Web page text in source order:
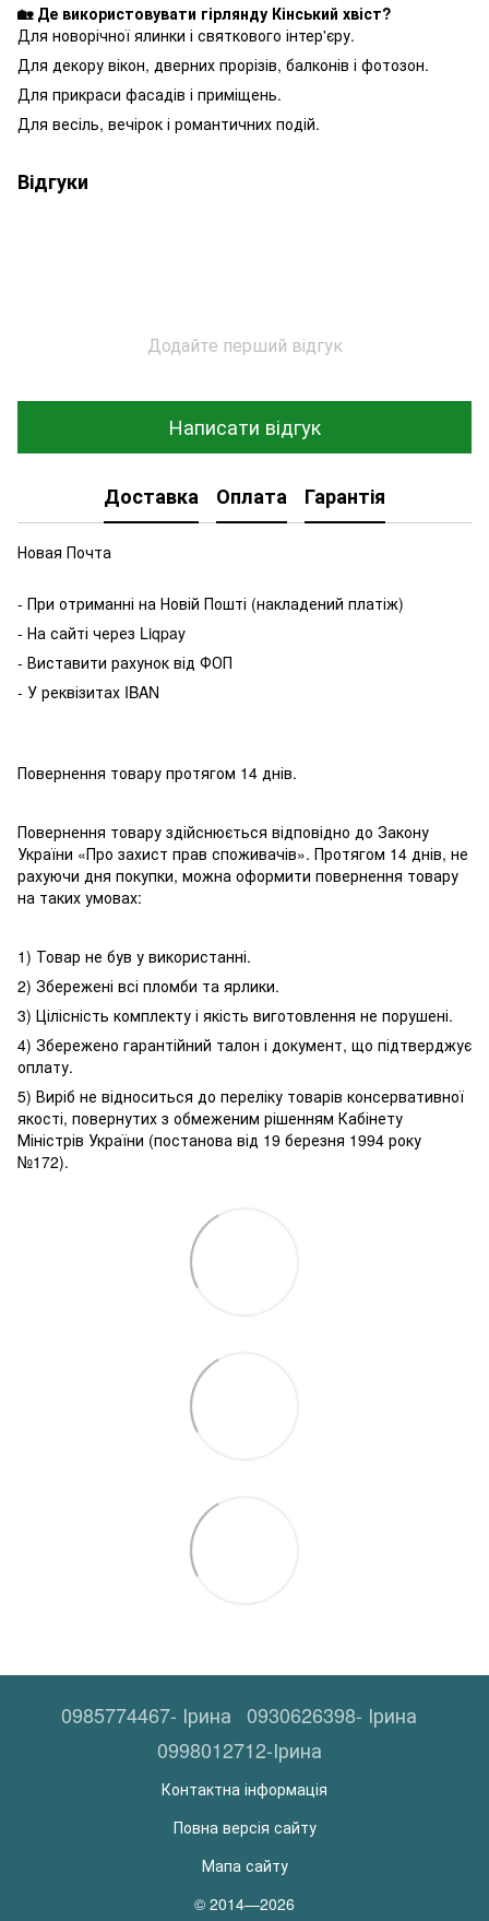
🏡 Де використовувати гірлянду Кінський хвіст?
Для новорічної ялинки і святкового інтер'єру.
Для декору вікон, дверних прорізів, балконів і фотозон.
Для прикраси фасадів і приміщень.
Для весіль, вечірок і романтичних подій.
Відгуки
Додайте перший відгук
Написати відгук
Доставка Оплата Гарантія
Новая Почта
- При отриманні на Новій Пошті (накладений платіж)
- На сайті через Liqpay
- Виставити рахунок від ФОП
- У реквізитах IBAN
Повернення товару протягом 14 днів.
Повернення товару здійснюється відповідно до Закону
України «Про захист прав споживачів». Протягом 14 днів, не
рахуючи дня покупки, можна оформити повернення товару
на таких умовах:
1) Товар не був у використанні.
2) Збережені всі пломби та ярлики.
3) Цілісність комплекту і якість виготовлення не порушені.
4) Збережено гарантійний талон і документ, що підтверджує
оплату.
5) Виріб не відноситься до переліку товарів консервативної
якості, повернутих з обмеженим рішенням Кабінету
Міністрів України (постанова від 19 березня 1994 року
№172).
0985774467- Ірина 0930626398- Ірина
0998012712-Ірина
Контактна інформація
Повна версія сайту
Мапа сайту
© 2014—2026